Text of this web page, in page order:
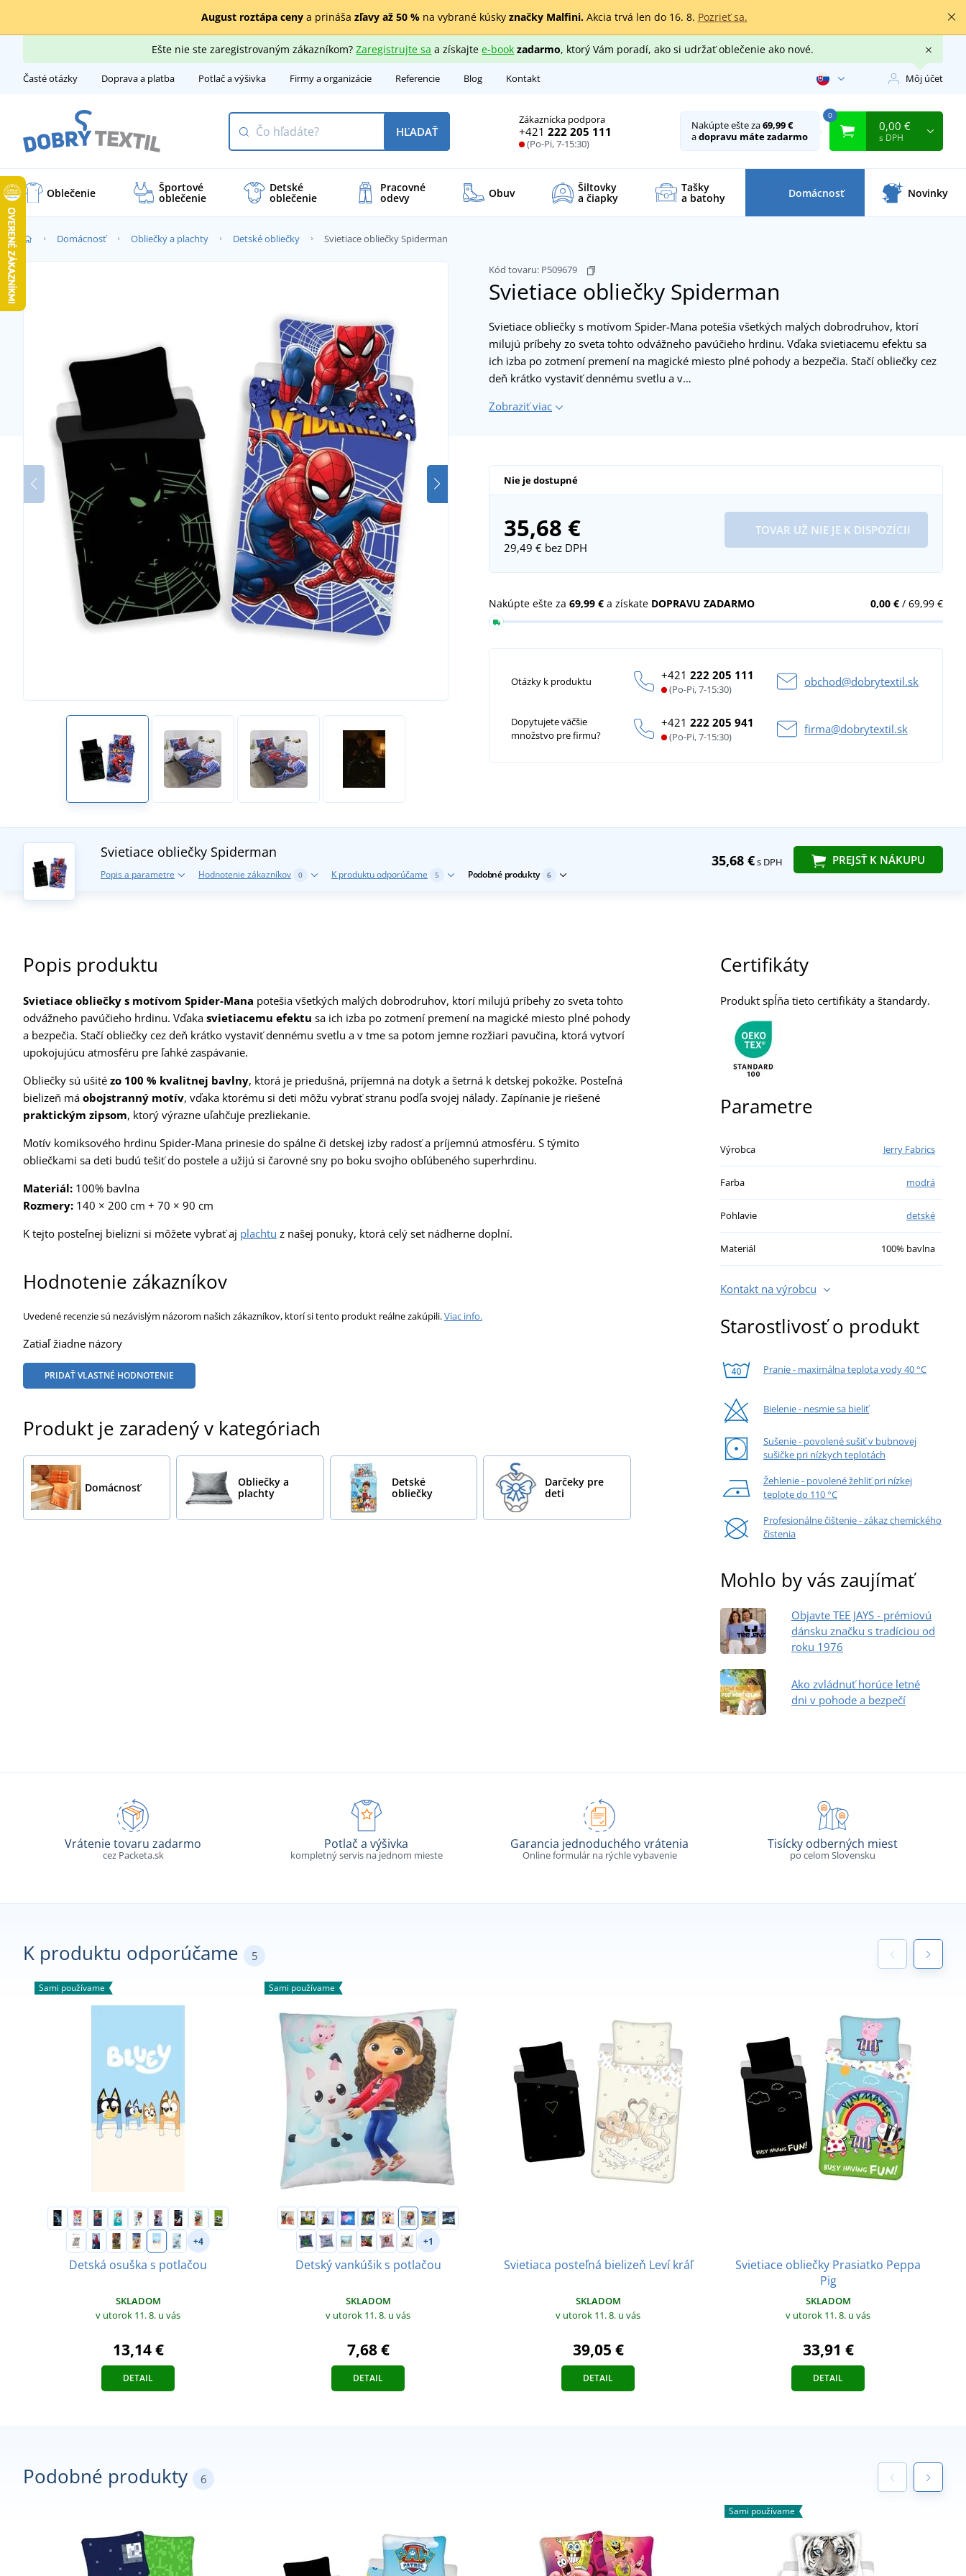
August roztápa cenya prináša zľavy až 50 %na vybrané kúsky značky Malfini.Akcia trvá len do 16. 8. Pozrieť sa.
Ešte nie ste zaregistrovaným zákazníkom?Zaregistrujte sa a získajtee-book zadarmo, ktorý Vám poradí, ako si udržať oblečenie ako nové.
Časté otázky Doprava a platba Potlač a výšivka Firmy a organizácie Referencie Blog Kontakt Môj účet
Zákaznícka podpora
+421 222 205 111
(Po-Pi, 7-15:30)
HĽADAŤ Nakúpte ešte za69,99 €
adopravu máte zadarmo
0
0,00 €
s DPH
Oblečenie Športové
oblečenie
Detské
oblečenie
Pracovné
odevy Obuv Šiltovky
a čiapky
Tašky
a batohy Domácnosť Novinky
Domácnosť Obliečky a plachty Detské obliečky Svietiace obliečky Spiderman
Kód tovaru: P509679
Svietiace obliečky Spiderman
Svietiace obliečky s motívom Spider-Mana potešia všetkých malých dobrodruhov, ktorí
milujú príbehy zo sveta tohto odvážneho pavúčieho hrdinu. Vďaka svietiacemu efektu sa
ich izba po zotmení premení na magické miesto plné pohody a bezpečia. Stačí obliečky cez
deň krátko vystaviť dennému svetlu a v…
Zobraziť viac
Nie je dostupné
35,68 €
29,49 €bez DPH
TOVAR UŽ NIE JE K DISPOZÍCII
0,00 €/ 69,99 €
Nakúpte ešte za 69,99 € a získate DOPRAVU ZADARMO
Otázky k produktu +421222 205 111
(Po-Pi, 7-15:30)
obchod@dobrytextil.sk
Dopytujete väčšie
množstvo pre firmu?
+421222 205 941
(Po-Pi, 7-15:30)
firma@dobrytextil.sk
35,68 €s DPH PREJSŤ K NÁKUPU
Svietiace obliečky Spiderman
Popis a parametre Hodnotenie zákazníkov 0 K produktu odporúčame 5 Podobné produkty 6
Popis produktu
Svietiace obliečky s motívom Spider-Mana potešia všetkých malých dobrodruhov, ktorí milujú príbehy zo sveta tohto
odvážneho pavúčieho hrdinu. Vďaka svietiacemu efektu sa ich izba po zotmení premení na magické miesto plné pohody
a bezpečia. Stačí obliečky cez deň krátko vystaviť dennému svetlu a v tme sa potom jemne rozžiari pavučina, ktorá vytvorí
upokojujúcu atmosféru pre ľahké zaspávanie.
Obliečky sú ušité zo 100 % kvalitnej bavlny, ktorá je priedušná, príjemná na dotyk a šetrná k detskej pokožke. Posteľná
bielizeň má obojstranný motív, vďaka ktorému si deti môžu vybrať stranu podľa svojej nálady. Zapínanie je riešené
praktickým zipsom, ktorý výrazne uľahčuje prezliekanie.
Motív komiksového hrdinu Spider-Mana prinesie do spálne či detskej izby radosť a príjemnú atmosféru. S týmito
obliečkami sa deti budú tešiť do postele a užijú si čarovné sny po boku svojho obľúbeného superhrdinu.
Materiál: 100% bavlna
Rozmery: 140 × 200 cm + 70 × 90 cm
K tejto posteľnej bielizni si môžete vybrať aj plachtu z našej ponuky, ktorá celý set nádherne doplní.
Hodnotenie zákazníkov
Uvedené recenzie sú nezávislým názorom našich zákazníkov, ktorí si tento produkt reálne zakúpili.Viac info.
Zatiaľ žiadne názory
PRIDAŤ VLASTNÉ HODNOTENIE
Produkt je zaradený v kategóriach
Domácnosť
Obliečky a
plachty
Detské
obliečky
Darčeky pre
deti
Certifikáty
Produkt spĺňa tieto certifikáty a štandardy.
Parametre
Výrobca Jerry Fabrics
Farba modrá
Pohlavie detské
Materiál 100% bavlna
Kontakt na výrobcu
Starostlivosť o produkt
Pranie - maximálna teplota vody 40 °C
Bielenie - nesmie sa bieliť
Sušenie - povolené sušiť v bubnovej
sušičke pri nízkych teplotách
Žehlenie - povolené žehliť pri nízkej
teplote do 110 °C
Profesionálne čištenie - zákaz chemického
čistenia
Mohlo by vás zaujímať
Objavte TEE JAYS - prémiovú
dánsku značku s tradíciou od
roku 1976
Ako zvládnuť horúce letné
dni v pohode a bezpečí
Vrátenie tovaru zadarmo
cez Packeta.sk
Potlač a výšivka
kompletný servis na jednom mieste
Garancia jednoduchého vrátenia
Online formulár na rýchle vybavenie
Tisícky odberných miest
po celom Slovensku
K produktu odporúčame 5
Sami používame
+4
Detská osuška s potlačou
SKLADOM
v utorok 11. 8. u vás
13,14 €
DETAIL
Sami používame
+1
Detský vankúšik s potlačou
SKLADOM
v utorok 11. 8. u vás
7,68 €
DETAIL
Svietiaca posteľná bielizeň Leví kráľ
SKLADOM
v utorok 11. 8. u vás
39,05 €
DETAIL
Svietiace obliečky Prasiatko Peppa
Pig
SKLADOM
v utorok 11. 8. u vás
33,91 €
DETAIL
Podobné produkty 6
Sami používame